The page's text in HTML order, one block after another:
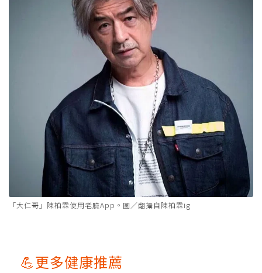
「大仁哥」陳柏霖使用老臉App。圖／翻攝自陳柏霖ig
💪更多健康推薦